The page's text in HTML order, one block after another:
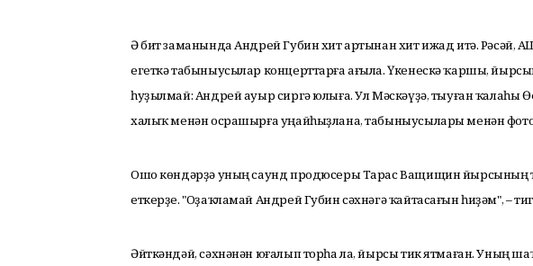
Ә бит заманында Андрей Губин хит артынан хит ижад итә. Рәсәй,
егеткә табыныусылар концерттарға ағыла. Үкенескә ҡаршы,
һуҙылмай: Андрей ауыр сиргә юлыға. Ул Мәскәүҙә, тыуған
халыҡ менән осрашырға уңайһыҙлана, табыныусылары менән
Ошо көндәрҙә уның саунд продюсеры Тарас Ващищин йырсының
еткерҙе. "Оҙаҡламай Андрей Губин сәхнәгә ҡайтасағын һиҙәм", –
Әйткәндәй, сәхнәнән юғалып торһа ла, йырсы тик ятмаған. Уның